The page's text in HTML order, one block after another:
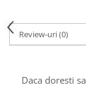
Review-uri(0)
Daca doresti